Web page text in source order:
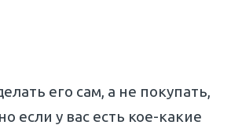
его сам, а не покупать,
если у вас есть кое-какие